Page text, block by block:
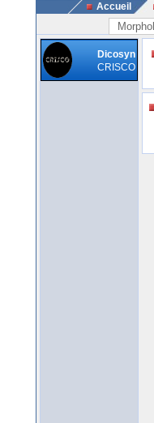
Accueil
Dicosyn
CRISCO